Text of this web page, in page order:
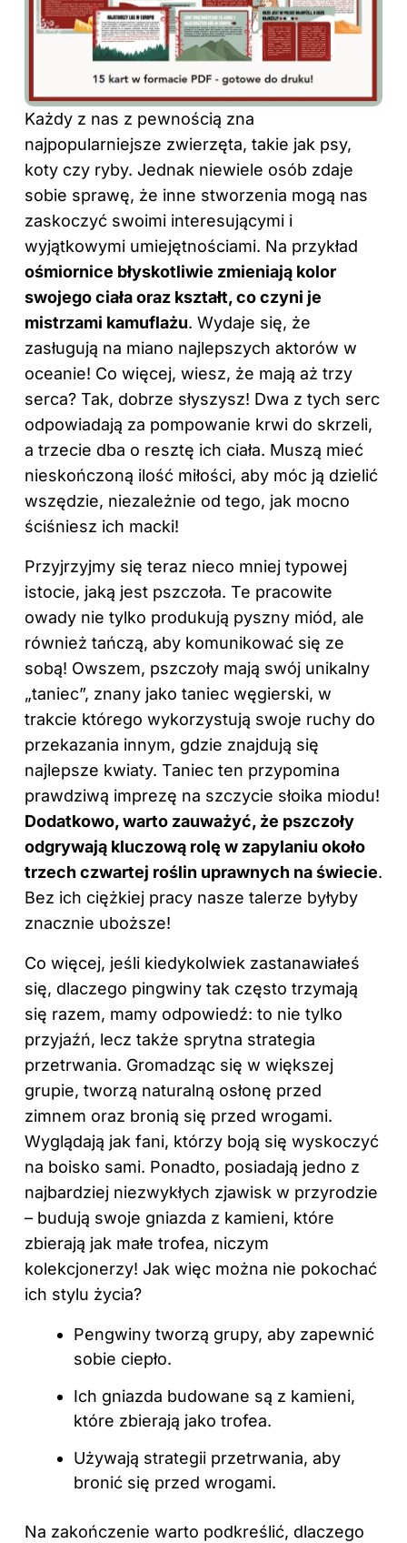
Każdy z nas z pewnością zna
najpopularniejsze zwierzęta, takie jak psy,
koty czy ryby. Jednak niewiele osób zdaje
sobie sprawę, że inne stworzenia mogą nas
zaskoczyć swoimi interesującymi i
wyjątkowymi umiejętnościami. Na przykład
ośmiornice błyskotliwie zmieniają kolor
swojego ciała oraz kształt, co czyni je
mistrzami kamuflażu. Wydaje się, że
zasługują na miano najlepszych aktorów w
oceanie! Co więcej, wiesz, że mają aż trzy
serca? Tak, dobrze słyszysz! Dwa z tych serc
odpowiadają za pompowanie krwi do skrzeli,
a trzecie dba o resztę ich ciała. Muszą mieć
nieskończoną ilość miłości, aby móc ją dzielić
wszędzie, niezależnie od tego, jak mocno
ściśniesz ich macki!
Przyjrzyjmy się teraz nieco mniej typowej
istocie, jaką jest pszczoła. Te pracowite
owady nie tylko produkują pyszny miód, ale
również tańczą, aby komunikować się ze
sobą! Owszem, pszczoły mają swój unikalny
„taniec”, znany jako taniec węgierski, w
trakcie którego wykorzystują swoje ruchy do
przekazania innym, gdzie znajdują się
najlepsze kwiaty. Taniec ten przypomina
prawdziwą imprezę na szczycie słoika miodu!
Dodatkowo, warto zauważyć, że pszczoły
odgrywają kluczową rolę w zapylaniu około
trzech czwartej roślin uprawnych na świecie.
Bez ich ciężkiej pracy nasze talerze byłyby
znacznie uboższe!
Co więcej, jeśli kiedykolwiek zastanawiałeś
się, dlaczego pingwiny tak często trzymają
się razem, mamy odpowiedź: to nie tylko
przyjaźń, lecz także sprytna strategia
przetrwania. Gromadząc się w większej
grupie, tworzą naturalną osłonę przed
zimnem oraz bronią się przed wrogami.
Wyglądają jak fani, którzy boją się wyskoczyć
na boisko sami. Ponadto, posiadają jedno z
najbardziej niezwykłych zjawisk w przyrodzie
– budują swoje gniazda z kamieni, które
zbierają jak małe trofea, niczym
kolekcjonerzy! Jak więc można nie pokochać
ich stylu życia?
Pengwiny tworzą grupy, aby zapewnić
sobie ciepło.
Ich gniazda budowane są z kamieni,
które zbierają jako trofea.
Używają strategii przetrwania, aby
bronić się przed wrogami.
Na zakończenie warto podkreślić, dlaczego